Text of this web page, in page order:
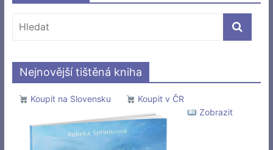
Nejnovější tištěná kniha
Koupit na Slovensku
Koupit v ČR
Zobrazit